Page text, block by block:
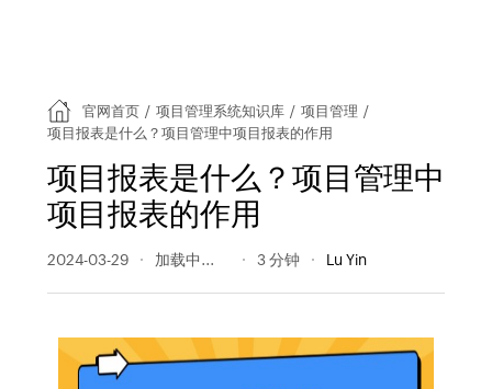
官网首页 / 项目管理系统知识库 / 项目管理 /
项目报表是什么？项目管理中项目报表的作用
项目报表是什么？项目管理中
项目报表的作用
2024-03-29 342 阅读量 3 分钟 Lu Yin